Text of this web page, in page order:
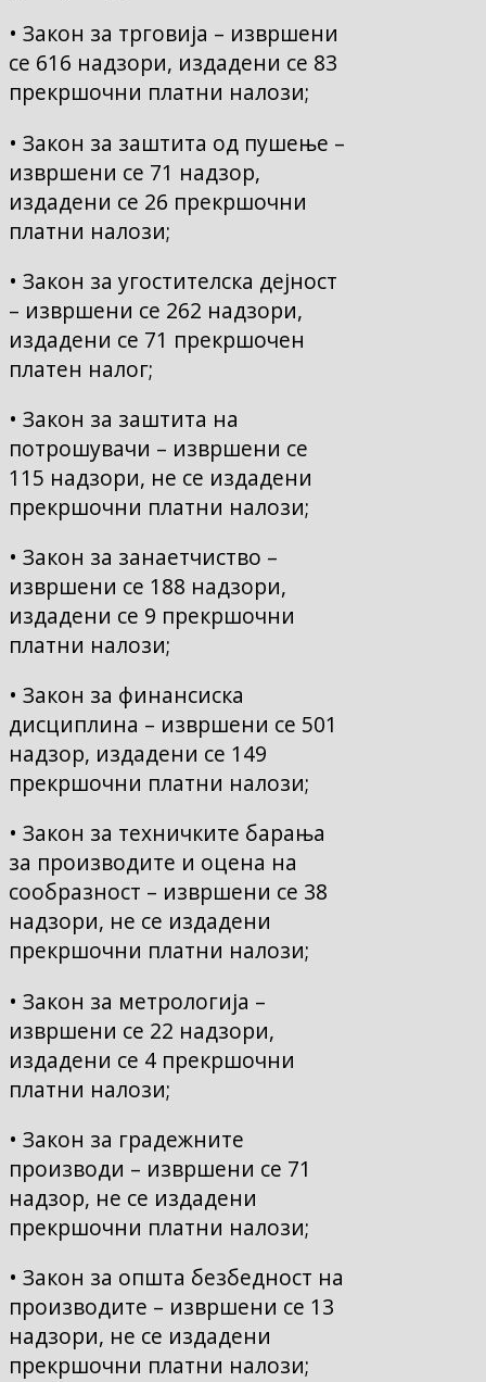
• Закон за трговија – извршени
се 616 надзори, издадени се 83
прекршочни платни налози;
• Закон за заштита од пушење –
извршени се 71 надзор,
издадени се 26 прекршочни
платни налози;
• Закон за угостителска дејност
– извршени се 262 надзори,
издадени се 71 прекршочен
платен налог;
• Закон за заштита на
потрошувачи – извршени се
115 надзори, не се издадени
прекршочни платни налози;
• Закон за занаетчиство –
извршени се 188 надзори,
издадени се 9 прекршочни
платни налози;
• Закон за финансиска
дисциплина – извршени се 501
надзор, издадени се 149
прекршочни платни налози;
• Закон за техничките барања
за производите и оцена на
сообразност – извршени се 38
надзори, не се издадени
прекршочни платни налози;
• Закон за метрологија –
извршени се 22 надзори,
издадени се 4 прекршочни
платни налози;
• Закон за градежните
производи – извршени се 71
надзор, не се издадени
прекршочни платни налози;
• Закон за општа безбедност на
производите – извршени се 13
надзори, не се издадени
прекршочни платни налози;